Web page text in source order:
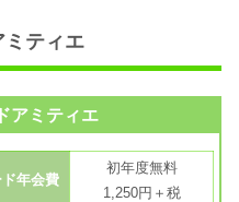
ミティエ
アミティエ
年会費
初年度無料
1,250円＋税